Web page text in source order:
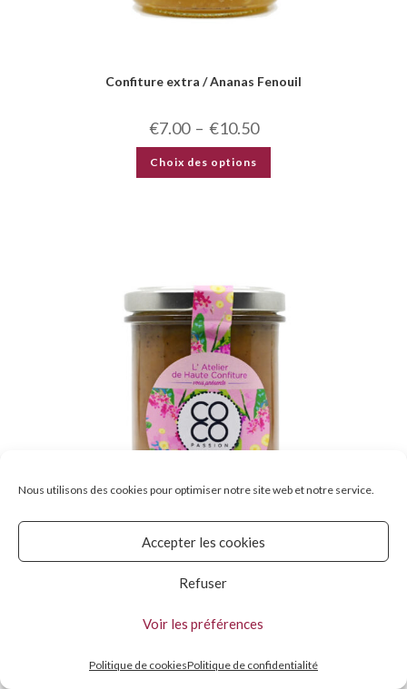
Nous utilisons des cookies pour optimiser notre site web et notre service.
Accepter les cookies
Refuser
Voir les préférences
Politique de cookiesPolitique de confidentialité
Confiture extra / Ananas Fenouil
€7.00 – €10.50
Choix des options